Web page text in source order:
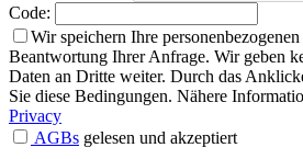
Code:
Wir speichern Ihre
Beantwortung Ihrer Anfrage. Wir geben
Daten an Dritte weiter. Durch das
Sie diese Bedingungen. Nähere
Privacy
AGBs gelesen und akzeptiert